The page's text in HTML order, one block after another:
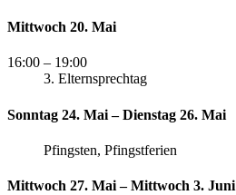
Mittwoch 20. Mai
16:00 – 19:00
3. Elternsprechtag
Sonntag 24. Mai – Dienstag 26. Mai
Pfingsten, Pfingstferien
Mittwoch 27. Mai – Mittwoch 3. Juni